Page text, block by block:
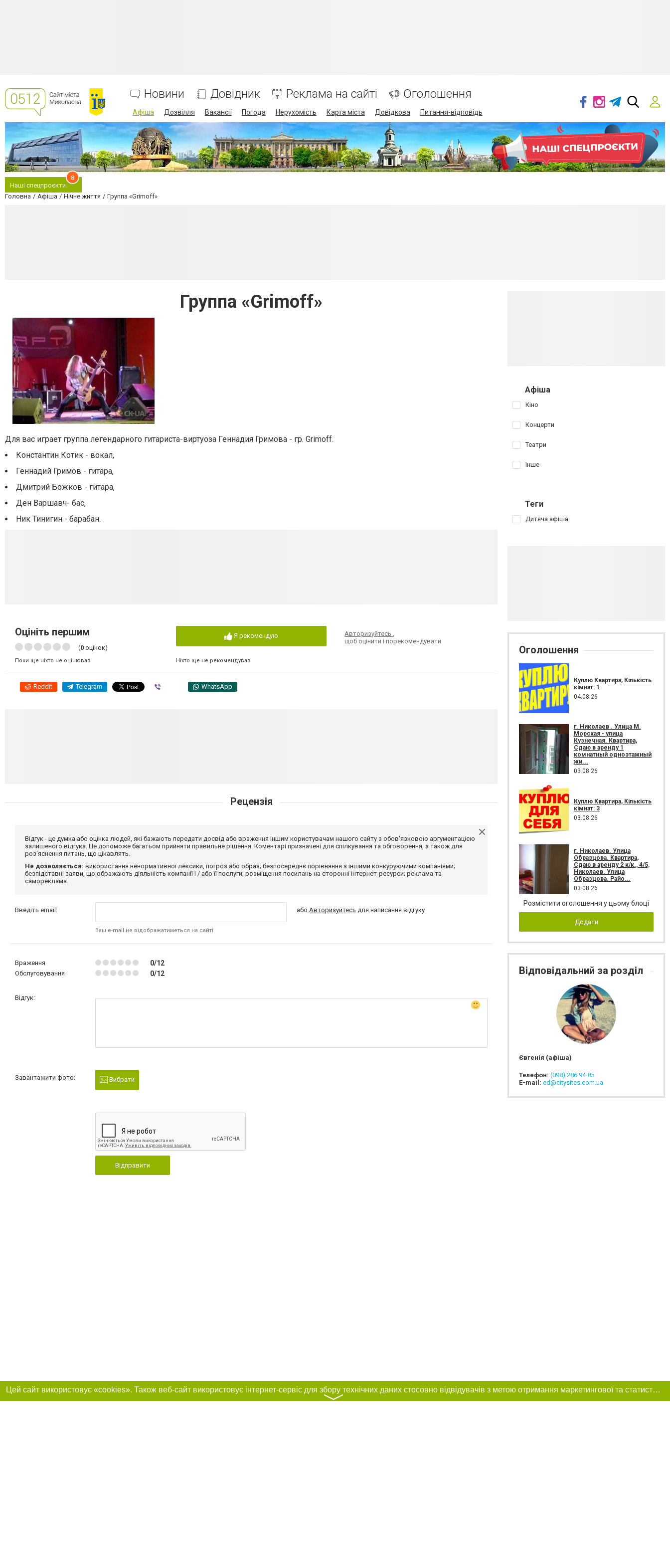
Новини Довідник Реклама на сайті Оголошення
Афіша Дозвілля Вакансії Погода Нерухомість Карта міста Довідкова Питання-відповідь
Наші спецпроєкти
8
Головна Афіша Нічне життя Группа «Grimoff»
Группа «Grimoff»
Для вас играет группа легендарного гитариста-виртуоза Геннадия Гримова - гр. Grimoff.
Константин Котик - вокал,
Геннадий Гримов - гитара,
Дмитрий Божков - гитара,
Ден Варшавч- бас,
Ник Тинигин - барабан.
Оцініть першим
(0 оцінок)
Поки ще ніхто не оцінював
Я рекомендую
Ніхто ще не рекомендував
Авторизуйтесь,
щоб оцінити і порекомендувати
Reddit Telegram WhatsApp
Рецензія
Відгук - це думка або оцінка людей, які бажають передати досвід або враження іншим користувачам нашого сайту з обов'язковою аргументацією
залишеного відгука. Це допоможе багатьом прийняти правильне рішення. Коментарі призначені для спілкування та обговорення, а також для
роз'яснення питань, що цікавлять.
Не дозволяється: використання ненормативної лексики, погроз або образ; безпосереднє порівняння з іншими конкуруючими компаніями;
безпідставні заяви, що ображають діяльність компанії і / або її послуги; розміщення посилань на сторонні інтернет-ресурси; реклама та
самореклама.
Введіть email:
Ваш e-mail не відображатиметься на сайті
або Авторизуйтесь для написання відгуку
Враження 0/12
Обслуговування 0/12
Відгук:
Завантажити фото: Вибрати
Відправити
Афіша
Кіно
Концерти
Театри
Інше
Теги
Дитяча афіша
Оголошення
Куплю Квартира, Кількість
кімнат: 1
04.08.26
г. Николаев . Улица М.
Морская - улица
Кузнечная. Квартира,
Сдаю в аренду 1
комнатный одноэтажный
жи...
03.08.26
Куплю Квартира, Кількість
кімнат: 3
03.08.26
г. Николаев. Улица
Образцова. Квартира,
Сдаю в аренду 2 к/к., 4/5,
Николаев. Улица
Образцова. Райо...
03.08.26
Розмістити оголошення у цьому блоці
Додати
Відповідальний за розділ
Євгенія (афіша)
Телефон: (098) 286 94 85
E-mail: ed@citysites.com.ua
Цей сайт використовує «cookies». Також веб-сайт використовує інтернет-сервіс для збору технічних даних стосовно відвідувачів з метою отримання маркетингової та статистичної інформації. Умови обробки даних відвідувачів сайту див.
〉